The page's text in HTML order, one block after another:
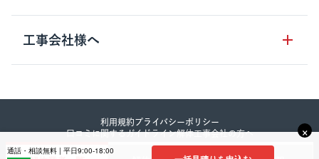
通話・相談無料 | 平日9:00-18:00
×
お客さまの声
空き家の処分を検討のお客様へ
大型物件解体をご検討のお客様へ
クラッソーネの利用方法
工事の進め方
解体建物・廃棄物・素材
工事中・工事方法
工事会社様へ
©︎2023 Crassone co., Itd.
利用規約プライバシーポリシー
口コミに関するガイドライン解体工事会社の方へ